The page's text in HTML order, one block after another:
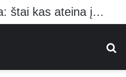
Birželį pareigūnai visoje Lietuvoje be įspėjimo belsis į duris: štai ką ir kada tikrins